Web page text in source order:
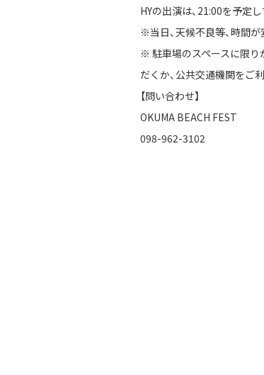
HYの出演は、21:00を予定し
※当日、天候不良等、時間
※ 駐車場のスペースに限り
だくか、公共交通機関をご
【問い合わせ】
OKUMA BEACH FEST
098-962-3102